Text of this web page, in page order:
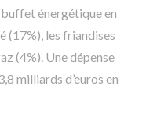
énergétique en
(17%), les friandises
(4%). Une dépense
milliards d’euros en